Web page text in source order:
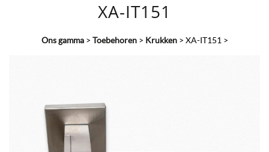
XA-IT151
Ons gamma> Toebehoren> Krukken> XA-IT151 >